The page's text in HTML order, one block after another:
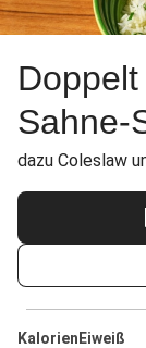
Sahne-
dazu Coleslaw
Kalorien Eiweiß